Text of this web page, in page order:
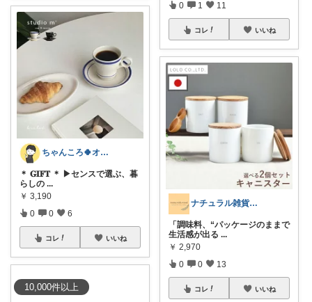
10,000件以上
ちゃんころ🍀オリ写/インテリア/キッズ
＊ 𝐆𝐈𝐅𝐓 ＊ ▶センスで選ぶ、暮
らしの ...
￥ 3,190
0 0 6
コレ いいね
0 1 11
コレ いいね
ナチュラル雑貨とカフェ空間 ☕️
「調味料、“パッケージのままで
生活感が出る ...
￥ 2,970
0 0 13
コレ いいね